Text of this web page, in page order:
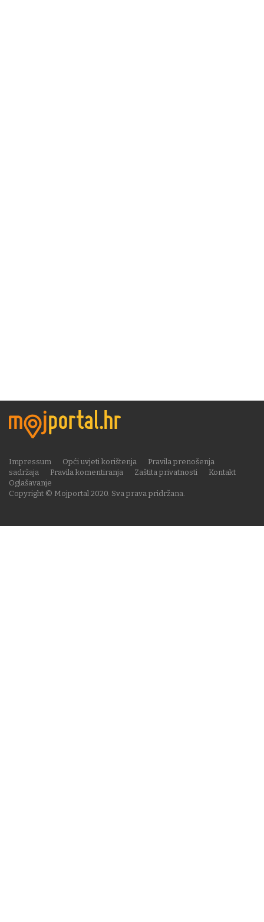
Copyright © Mojportal 2020. Sva prava pridržana.
Impressum Opći uvjeti korištenja
Pravila prenošenja
sadržaja
Pravila komentiranja Zaštita privatnosti
Kontakt
Oglašavanje